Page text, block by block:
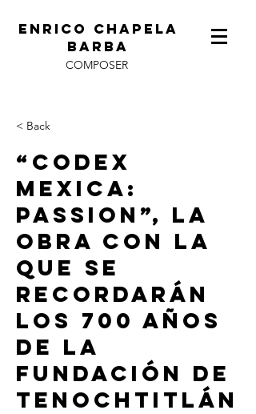
ENRICO CHAPELA
BARBA
COMPOSER
< Back
“Codex
mexica:
passion”, la
obra con la
que se
recordarán
los 700 años
de la
fundación de
Tenochtitlán